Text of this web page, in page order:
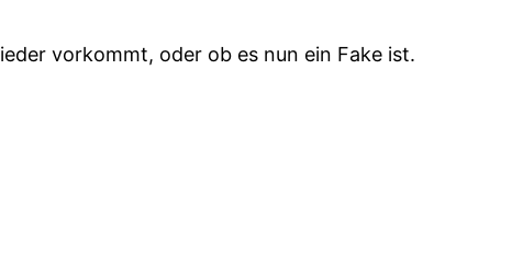
vorkommt, oder ob es nun ein Fake ist.